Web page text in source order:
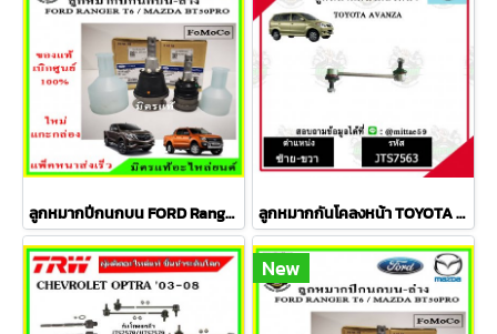
ลูกหมากปีกนกบน FORD Ranger T6 / MAZDA BT50 PRO 2WD , 4WD ลูกหมากกันโคลงหน้า TOYOTA AVANZA อเวนซ่า ปี 04-11ชุดช่วงล่าง TRW ราคาต่อคู่
New